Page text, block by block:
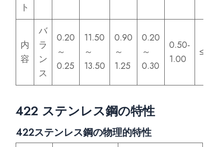
ト
内
容
バ
ラ
ン
ス
0.20
～
0.25
11.50
～
13.50
0.90
～
1.25
0.20
～
0.30
0.50-
1.00
422 ステンレス鋼の特性
422ステンレス鋼の物理的特性